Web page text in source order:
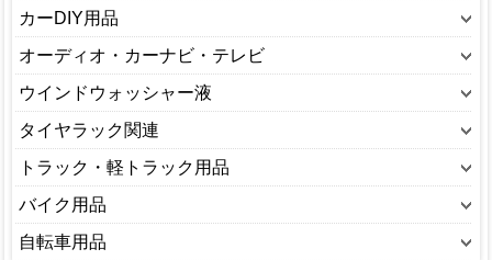
芳香剤(カー用品)
コーティング
その他
ワックス
洗車用品
ガソリン携行缶
クーラント
水抜き剤
マーカーランプ
電球・バルブ
電装用品
～４トンジャッキ
１トン～2トンジャッキ
２トン～３トンジャッキ
３トン～４トンジャッキ
ウインチ
カースプレー
キズペン
ソフト99
タッチペン
ホルツ
カーDIY用品
エーモン
オーディオ・カーナビ・テレビ
カーナビ・テレビ
ドライブレコーダー
ウインドウォッシャー液
ウインドウォッシャー液
タイヤラック関連
タイヤラック関連
トラック・軽トラック用品
トラック・軽トラック用品
バイク用品
ウェア
自転車用品